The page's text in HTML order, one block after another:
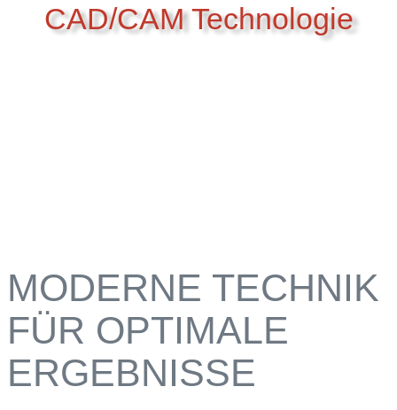
CAD/CAM Technologie
MODERNE TECHNIK
FÜR OPTIMALE
ERGEBNISSE